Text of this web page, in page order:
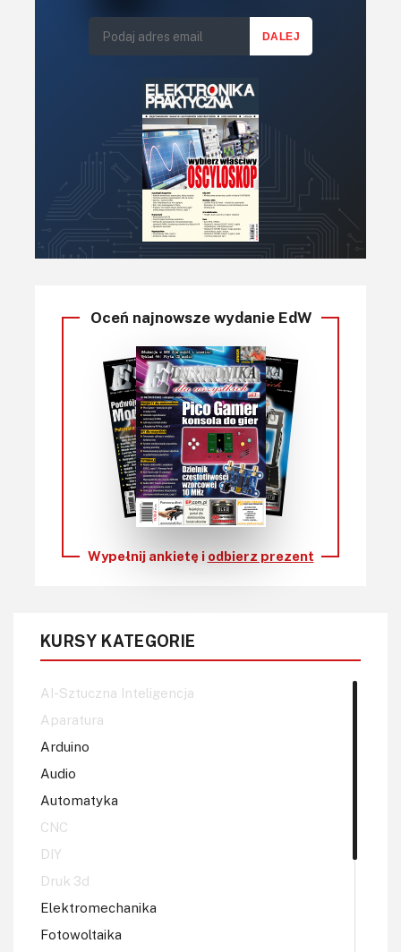
Oceń najnowsze wydanie EdW
Wypełnij ankietę i odbierz prezent
KURSY KATEGORIE
AI-Sztuczna Inteligencja
Aparatura
Arduino
Audio
Automatyka
CNC
DIY
Druk 3d
Elektromechanika
Fotowoltaika